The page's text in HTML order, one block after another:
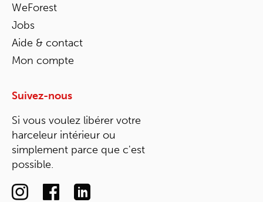
WeForest
Jobs
Aide & contact
Mon compte
Suivez-nous
Si vous voulez libérer votre
harceleur intérieur ou
simplement parce que c'est
possible.